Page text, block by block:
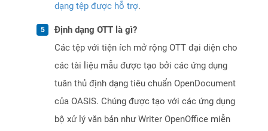
dạng tệp được hỗ trợ.
Định dạng OTT là gì?
Các tệp với tiện ích mở rộng OTT đại diện cho
các tài liệu mẫu được tạo bởi các ứng dụng
tuân thủ định dạng tiêu chuẩn OpenDocument
của OASIS. Chúng được tạo với các ứng dụng
bộ xử lý văn bản như Writer OpenOffice miễn